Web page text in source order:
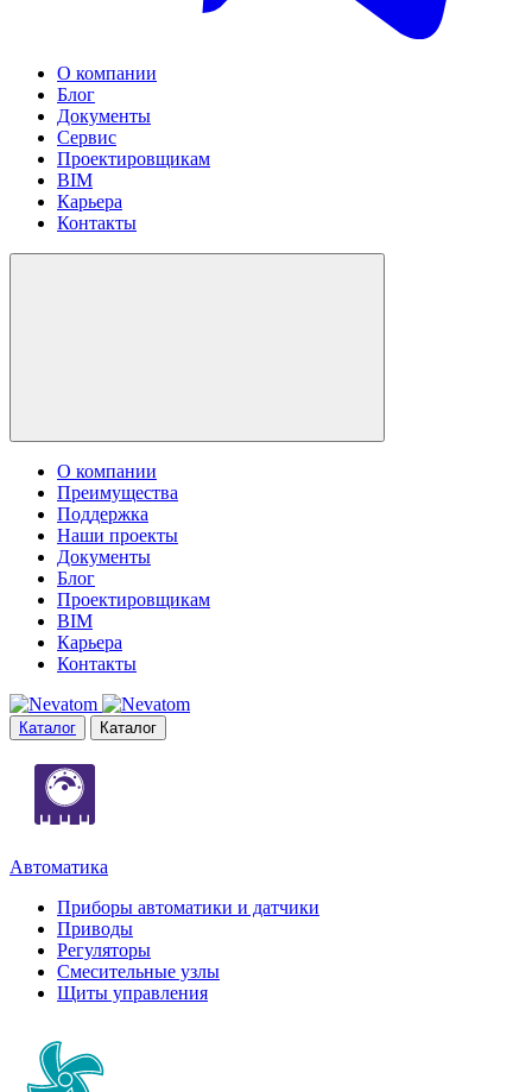
О компании
Блог
Документы
Сервис
Проектировщикам
BIM
Карьера
Контакты
О компании
Преимущества
Поддержка
Наши проекты
Документы
Блог
Проектировщикам
BIM
Карьера
Контакты
Каталог Каталог
Автоматика
Приборы автоматики и датчики
Приводы
Регуляторы
Смесительные узлы
Щиты управления